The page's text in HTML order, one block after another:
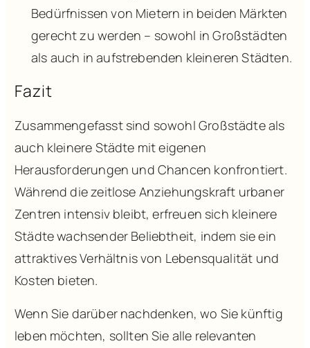
Bedürfnissen von Mietern in beiden Märkten
gerecht zu werden – sowohl in Großstädten
als auch in aufstrebenden kleineren Städten.
Fazit
Zusammengefasst sind sowohl Großstädte als
auch kleinere Städte mit eigenen
Herausforderungen und Chancen konfrontiert.
Während die zeitlose Anziehungskraft urbaner
Zentren intensiv bleibt, erfreuen sich kleinere
Städte wachsender Beliebtheit, indem sie ein
attraktives Verhältnis von Lebensqualität und
Kosten bieten.
Wenn Sie darüber nachdenken, wo Sie künftig
leben möchten, sollten Sie alle relevanten